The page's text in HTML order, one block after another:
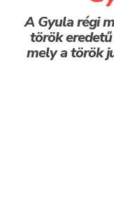
A Gyula régi
török
mely a török